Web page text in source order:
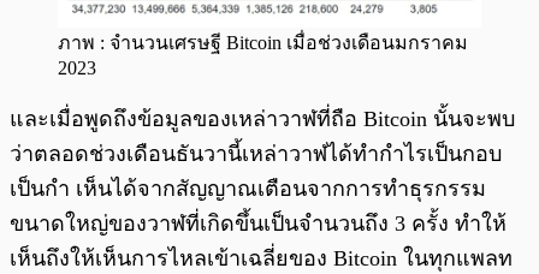
ภาพ : จำนวนเศรษฐี Bitcoin เมื่อช่วงเดือนมกราคม
2023
และเมื่อพูดถึงข้อมูลของเหล่าวาฬที่ถือ Bitcoin นั้นจะพบ
ว่าตลอดช่วงเดือนธันวานี้เหล่าวาฬได้ทำกำไรเป็นกอบ
เป็นกำ เห็นได้จากสัญญาณเตือนจากการทำธุรกรรม
ขนาดใหญ่ของวาฬที่เกิดขึ้นเป็นจำนวนถึง 3 ครั้ง ทำให้
เห็นถึงให้เห็นการไหลเข้าเฉลี่ยของ Bitcoin ในทุกแพลท